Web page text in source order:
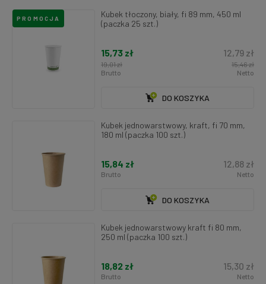
Kubek tłoczony, biały, fi 89 mm, 450 ml
(paczka 25 szt.)
15,73 zł
19,01 zł
Brutto
12,79 zł
15,46 zł
Netto
DO KOSZYKA
PROMOCJA
Kubek jednowarstwowy, kraft, fi 70 mm,
180 ml (paczka 100 szt.)
15,84 zł
Brutto
12,88 zł
Netto
DO KOSZYKA
Kubek jednowarstwowy kraft fi 80 mm,
250 ml (paczka 100 szt.)
18,82 zł
Brutto
15,30 zł
Netto